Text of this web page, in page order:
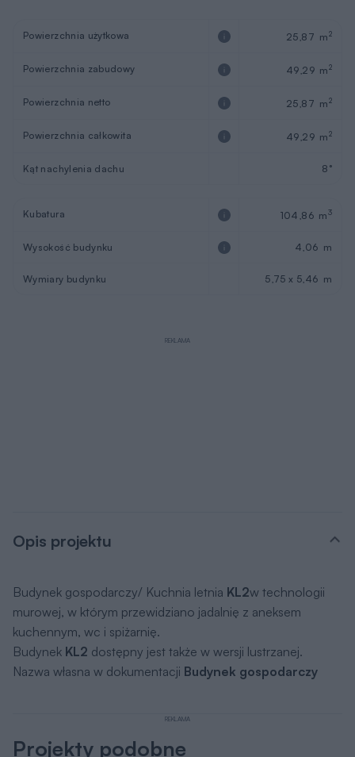
Powierzchnia użytkowa 25,87 m2
Powierzchnia zabudowy 49,29 m2
Powierzchnia netto 25,87 m2
Powierzchnia całkowita 49,29 m2
Kąt nachylenia dachu 8°
Kubatura 104,86 m3
Wysokość budynku 4,06 m
Wymiary budynku 5,75 x 5,46 m
REKLAMA
Opis projektu
Budynek gospodarczy/ Kuchnia letnia KL2w technologii
murowej, w którym przewidziano jadalnię z aneksem
kuchennym, wc i spiżarnię.
Budynek KL2 dostępny jest także w wersji lustrzanej.
Nazwa własna w dokumentacji Budynek gospodarczy
REKLAMA
Projekty podobne